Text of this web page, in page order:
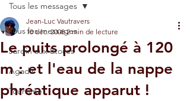
Tous les messages
Jardin aux Etoiles
Agadir
Tourisme
Tous les messages
Le puits prolongé à 120
m : et l'eau de la nappe
phréatique apparut !
Jean-Luc Vautravers
10 déc. 2008 2 min de lecture